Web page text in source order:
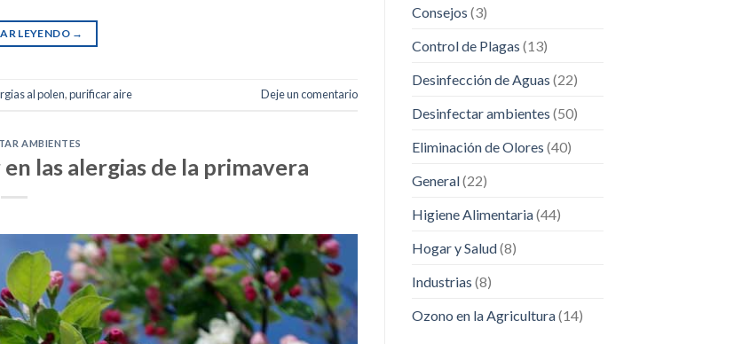
LEYENDO →
al polen,purificar aire Deje un comentario
AMBIENTES
las alergias de la primavera
Consejos (3)
Control de Plagas (13)
Desinfección de Aguas (22)
Desinfectar ambientes (50)
Eliminación de Olores (40)
General(22)
Higiene Alimentaria(44)
Hogar y Salud(8)
Industrias (8)
Ozono en la Agricultura(14)